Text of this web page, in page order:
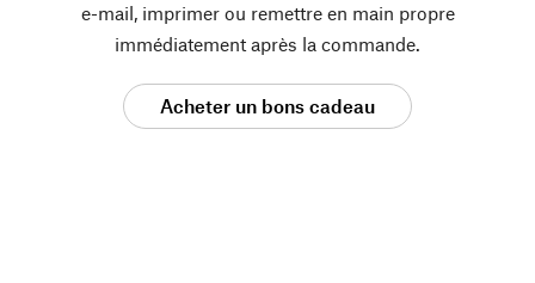
e-mail, imprimer ou remettre en main propre
immédiatement après la commande.
Acheter un bons cadeau